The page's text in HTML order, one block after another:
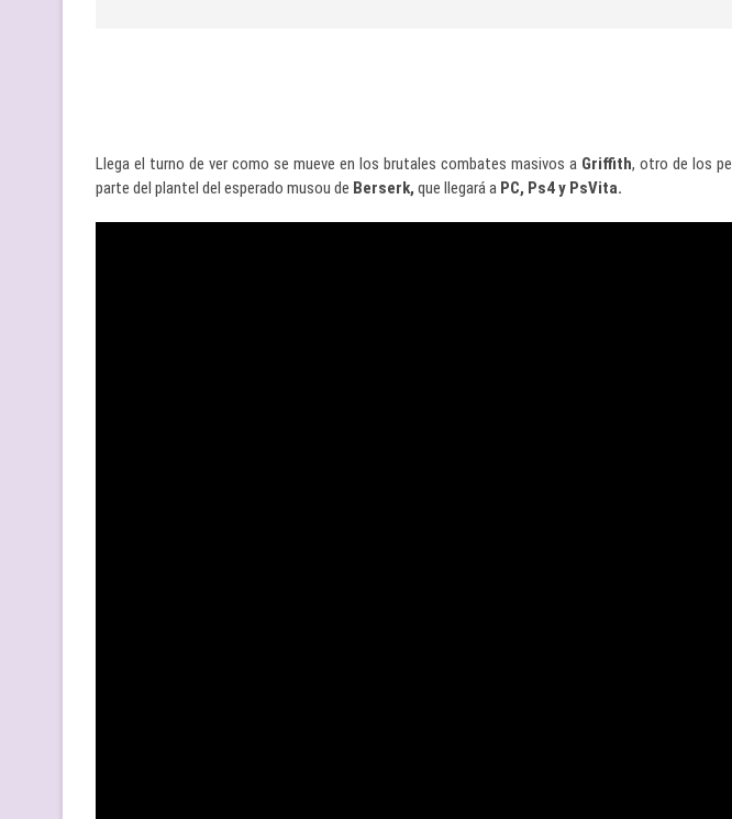
Llega el turno de ver como se mueve en los brutales combates masivos a Griffith, otro de los
parte del plantel del esperado musou de Berserk, que llegará a PC, Ps4 y PsVita.